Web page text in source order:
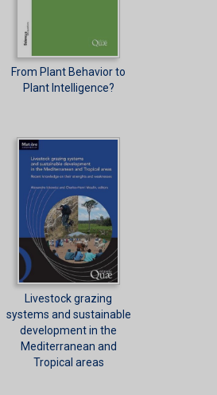
From Plant Behavior to
Plant Intelligence?
Livestock grazing
systems and sustainable
development in the
Mediterranean and
Tropical areas